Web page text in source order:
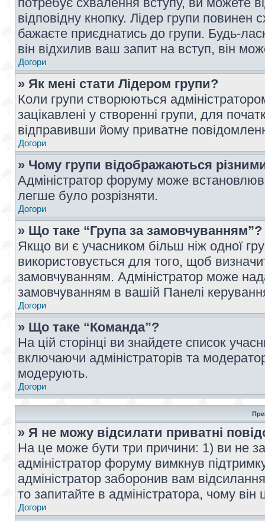
відповідну кнопку. Лідер групи
бажаєте приєднатись до групи. Будь-
він відхилив ваш запит на вступ, він
Догори
» Як мені стати Лідером групи?
Коли групи створюються
зацікавлені у створенні групи, для
відправивши йому приватне
Догори
» Чому групи відображаються
Адміністратор форуму може
легше було розрізняти.
Догори
» Що таке “Група за замовчуванням”?
Якщо ви є учасником більш ніж одної
використовується для того, щоб
замовчуванням. Адміністратор може
замовчуванням в вашій Панелі
Догори
» Що таке “Команда”?
На цій сторінці ви знайдете список
включаючи адміністраторів та
модерують.
Догори
» Я не можу відсилати приватні
На це може бути три причини: 1) ви не
адміністратор форуму вимкнув
адміністратор заборонив вам
то запитайте в адміністратора, чому він
Догори